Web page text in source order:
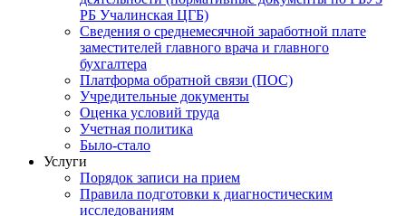
РБ Учалинская ЦГБ)
Сведения о среднемесячной заработной плате
заместителей главного врача и главного
бухгалтера
Платформа обратной связи (ПОС)
Учредительные документы
Оценка условий труда
Учетная политика
Было-стало
Услуги
Порядок записи на прием
Правила подготовки к диагностическим
исследованиям